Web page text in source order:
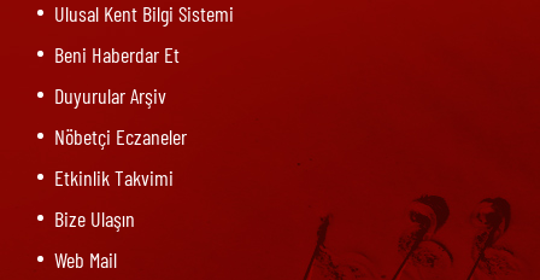
Ulusal Kent Bilgi Sistemi
Beni Haberdar Et
Duyurular Arşiv
Nöbetçi Eczaneler
Etkinlik Takvimi
Bize Ulaşın
Web Mail